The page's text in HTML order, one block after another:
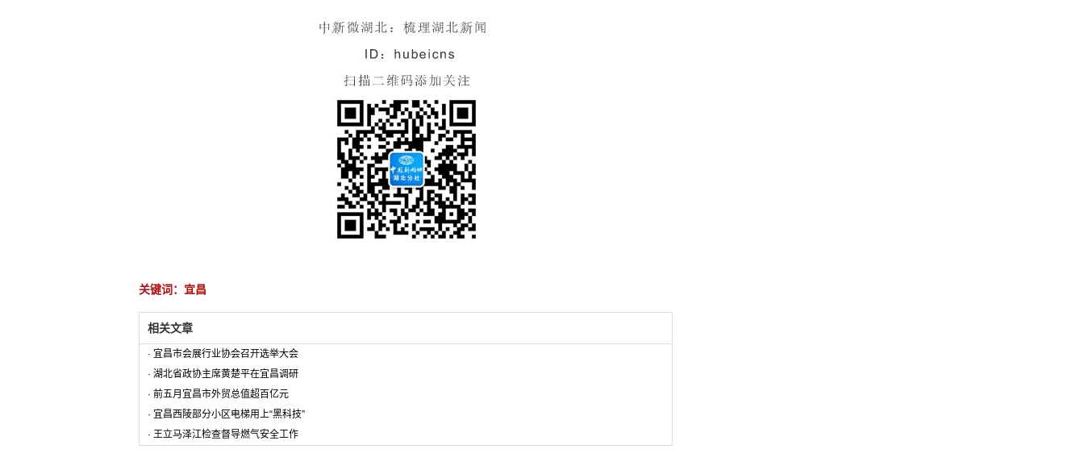
关键词：宜昌
相关文章
· 宜昌市会展行业协会召开选举大会
· 湖北省政协主席黄楚平在宜昌调研
· 前五月宜昌市外贸总值超百亿元
· 宜昌西陵部分小区电梯用上“黑科技”
· 王立马泽江检查督导燃气安全工作